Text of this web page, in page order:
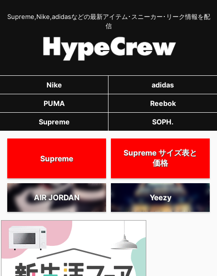
Supreme,Nike,adidasなどの最新アイテム･スニーカー･リーク情報を配
信
Nike adidas
PUMA Reebok
Supreme SOPH.
Supreme
Supreme サイズ表と
価格
AIR JORDAN Yeezy